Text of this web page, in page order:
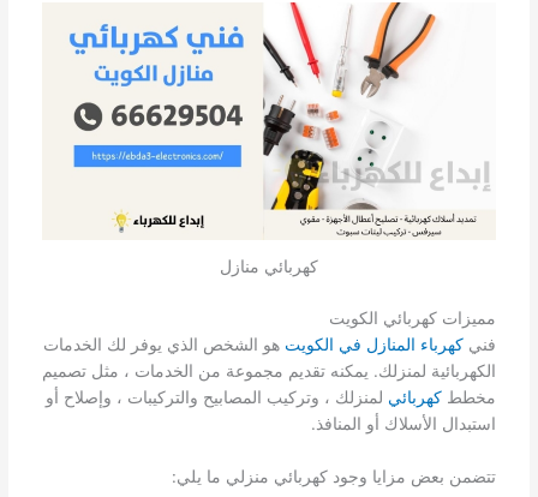
كهربائي منازل
مميزات كهربائي الكويت
فني كهرباء المنازل في الكويت هو الشخص الذي يوفر لك الخدمات
الكهربائية لمنزلك. يمكنه تقديم مجموعة من الخدمات ، مثل تصميم
مخطط كهربائي لمنزلك ، وتركيب المصابيح والتركيبات ، وإصلاح أو
استبدال الأسلاك أو المنافذ.
تتضمن بعض مزايا وجود كهربائي منزلي ما يلي: